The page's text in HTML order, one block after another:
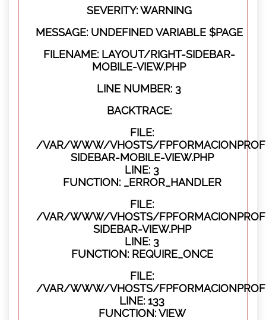
SEVERITY: WARNING
MESSAGE: UNDEFINED VARIABLE $PAGE
FILENAME: LAYOUT/RIGHT-SIDEBAR-
MOBILE-VIEW.PHP
LINE NUMBER: 3
BACKTRACE:
FILE:
/VAR/WWW/VHOSTS/
SIDEBAR-MOBILE-VIEW.PHP
LINE: 3
FUNCTION: _ERROR_HANDLER
FILE:
/VAR/WWW/VHOSTS/
SIDEBAR-VIEW.PHP
LINE: 3
FUNCTION: REQUIRE_ONCE
FILE:
/VAR/WWW/VHOSTS/
LINE: 133
FUNCTION: VIEW